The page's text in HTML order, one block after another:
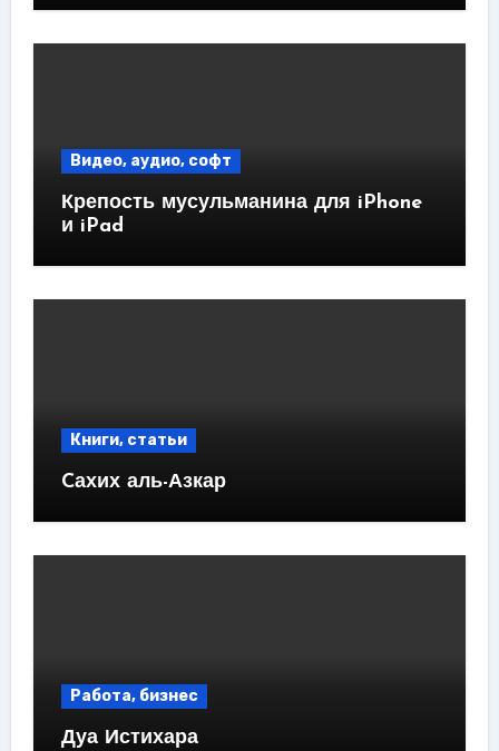
Видео, аудио, софт
Крепость мусульманина для iPhone
и iPad
Книги, статьи
Cахих аль-Азкар
Работа, бизнес
Дуа Истихара